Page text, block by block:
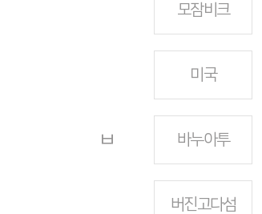
모잠비크
미국
ㅂ 바누아투
버진고다섬